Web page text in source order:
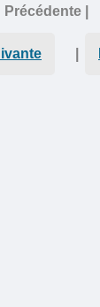
Précédente |